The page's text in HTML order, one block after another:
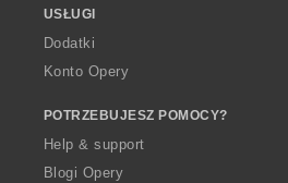
USŁUGI
Dodatki
Konto Opery
POTRZEBUJESZ POMOCY?
Help & support
Blogi Opery